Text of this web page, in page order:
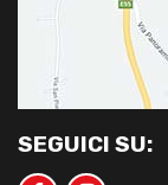
SEGUICI SU: